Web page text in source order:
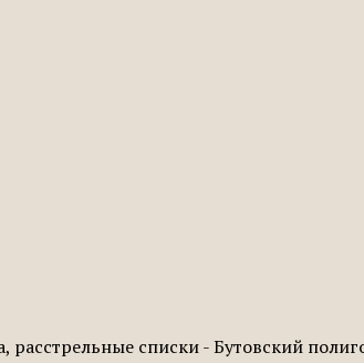
списки - Бутовский